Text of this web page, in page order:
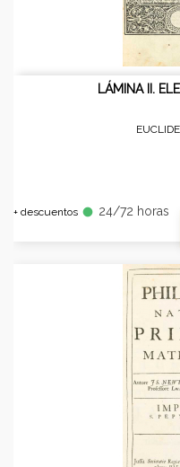
LÁMINA II.
+ descuentos fiber_manual_record 24/72 horas